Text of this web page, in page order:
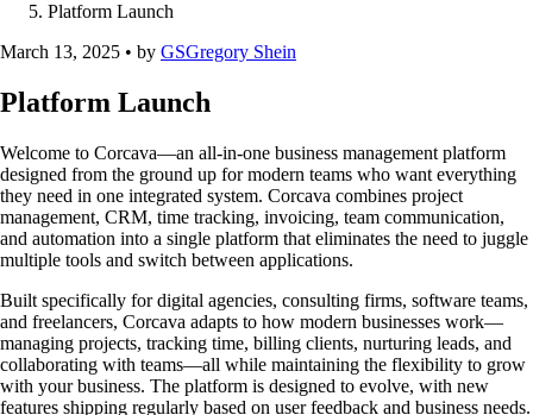
Platform Launch
March 13, 2025 • by GSGregory Shein
Platform Launch
Welcome to Corcava—an all-in-one business management platform
designed from the ground up for modern teams who want everything
they need in one integrated system. Corcava combines project
management, CRM, time tracking, invoicing, team communication,
and automation into a single platform that eliminates the need to juggle
multiple tools and switch between applications.
Built specifically for digital agencies, consulting firms, software teams,
and freelancers, Corcava adapts to how modern businesses work—
managing projects, tracking time, billing clients, nurturing leads, and
collaborating with teams—all while maintaining the flexibility to grow
with your business. The platform is designed to evolve, with new
features shipping regularly based on user feedback and business needs.